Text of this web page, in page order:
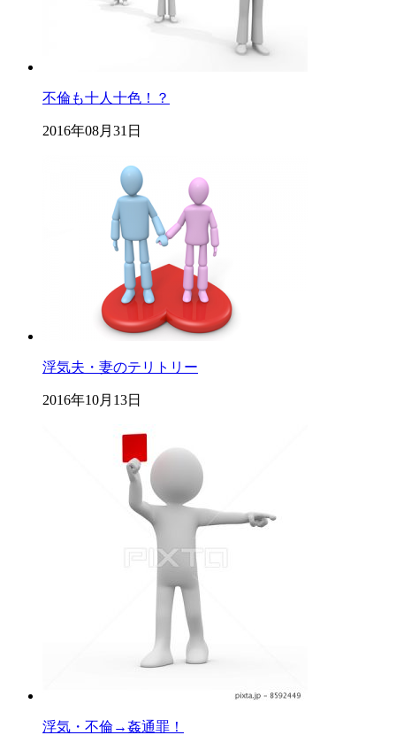
不倫も十人十色！？
2016年08月31日
浮気夫・妻のテリトリー
2016年10月13日
浮気・不倫→姦通罪！